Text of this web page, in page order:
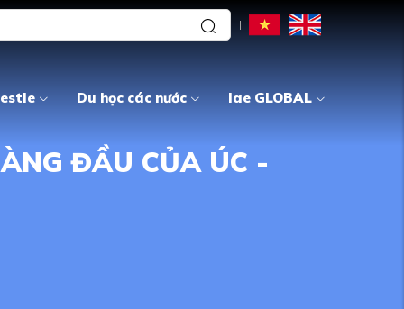
Du học các nước iae GLOBAL
ĐẦU CỦA ÚC -